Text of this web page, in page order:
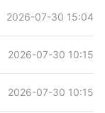
2026-07-30 15:04
2026-07-30 10:15
2026-07-30 10:15